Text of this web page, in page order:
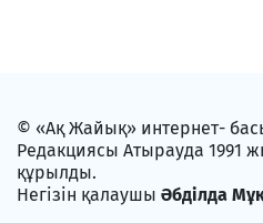
© «Ақ Жайық» интернет-
Редакциясы Атырауда 1991
құрылды.
Негізін қалаушы Әбділда